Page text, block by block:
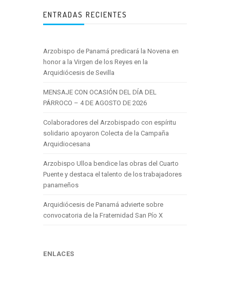
ENTRADAS RECIENTES
Arzobispo de Panamá predicará la Novena en
honor a la Virgen de los Reyes en la
Arquidiócesis de Sevilla
MENSAJE CON OCASIÓN DEL DÍA DEL
PÁRROCO – 4 DE AGOSTO DE 2026
Colaboradores del Arzobispado con espíritu
solidario apoyaron Colecta de la Campaña
Arquidiocesana
Arzobispo Ulloa bendice las obras del Cuarto
Puente y destaca el talento de los trabajadores
panameños
Arquidiócesis de Panamá advierte sobre
convocatoria de la Fraternidad San Pío X
ENLACES